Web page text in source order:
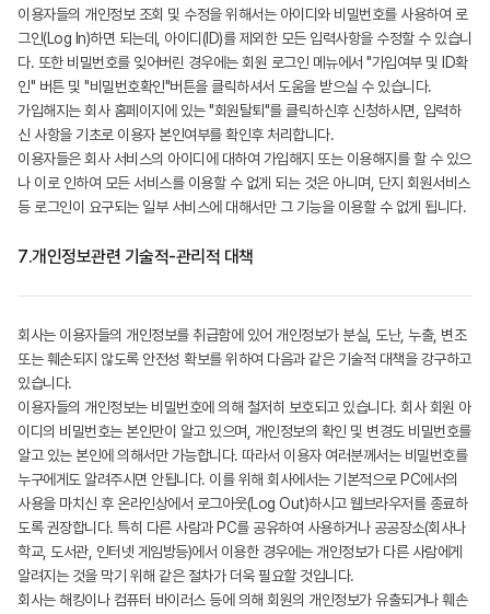
이용자들의 개인정보 조회 및 수정을 위해서는 아이디와 비밀번호를 사용하여 로
그인(Log In)하면 되는데, 아이디(ID)를 제외한 모든 입력사항을 수정할 수 있습니
다. 또한 비밀번호를 잊어버린 경우에는 회원 로그인 메뉴에서 "가입여부 및 ID확
인" 버튼 및 "비밀번호확인"버튼을 클릭하셔서 도움을 받으실 수 있습니다.
가입해지는 회사 홈페이지에 있는 "회원탈퇴"를 클릭하신후 신청하시면, 입력하
신 사항을 기초로 이용자 본인여부를 확인후 처리합니다.
이용자들은 회사 서비스의 아이디에 대하여 가입해지 또는 이용해지를 할 수 있으
나 이로 인하여 모든 서비스를 이용할 수 없게 되는 것은 아니며, 단지 회원서비스
등 로그인이 요구되는 일부 서비스에 대해서만 그 기능을 이용할 수 없게 됩니다.
7.개인정보관련 기술적-관리적 대책
회사는 이용자들의 개인정보를 취급함에 있어 개인정보가 분실, 도난, 누출, 변조
또는 훼손되지 않도록 안전성 확보를 위하여 다음과 같은 기술적 대책을 강구하고
있습니다.
이용자들의 개인정보는 비밀번호에 의해 철저히 보호되고 있습니다. 회사 회원 아
이디의 비밀번호는 본인만이 알고 있으며, 개인정보의 확인 및 변경도 비밀번호를
알고 있는 본인에 의해서만 가능합니다. 따라서 이용자 여러분께서는 비밀번호를
누구에게도 알려주시면 안됩니다. 이를 위해 회사에서는 기본적으로 PC에서의
사용을 마치신 후 온라인상에서 로그아웃(Log Out)하시고 웹브라우저를 종료하
도록 권장합니다. 특히 다른 사람과 PC를 공유하여 사용하거나 공공장소(회사나
학교, 도서관, 인터넷 게임방등)에서 이용한 경우에는 개인정보가 다른 사람에게
알려지는 것을 막기 위해 같은 절차가 더욱 필요할 것입니다.
회사는 해킹이나 컴퓨터 바이러스 등에 의해 회원의 개인정보가 유출되거나 훼손